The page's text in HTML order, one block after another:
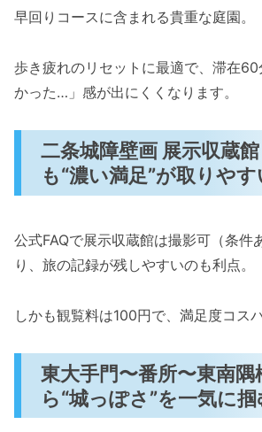
早回りコースに含まれる貴重な庭園。
歩き疲れのリセットに最適で、滞在
かった…」感が出にくくなります。
二条城障壁画 展示収蔵
も“濃い満足”が取りやす
公式FAQで展示収蔵館は撮影可（条件
り、旅の記録が残しやすいのも利点。
しかも観覧料は100円で、満足度コス
東大手門〜番所〜東南隅
ら“城っぽさ”を一気に掴